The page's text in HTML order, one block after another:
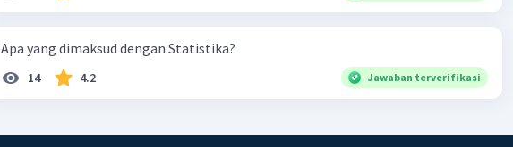
Apa yang dimaksud dengan Statistika?
14 4.2 Jawaban terverifikasi